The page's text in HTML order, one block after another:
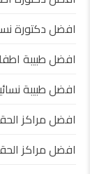
افضل دكتورة
افضل طبيبة
افضل طبيبة
افضل مراكز
افضل مراكز